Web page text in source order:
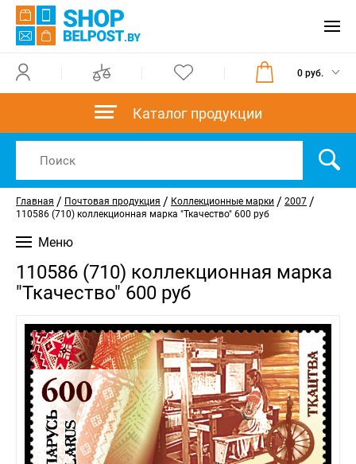
0 руб.
Каталог продукции
Главная / Почтовая продукция / Коллекционные марки / 2007 /
110586 (710) коллекционная марка "Ткачество" 600 руб
Меню
110586 (710) коллекционная марка
"Ткачество" 600 руб